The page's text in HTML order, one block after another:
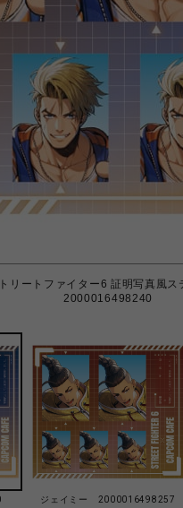
リートファイター6 証明写真風
2000016498240
ジェイミー 2000016498257